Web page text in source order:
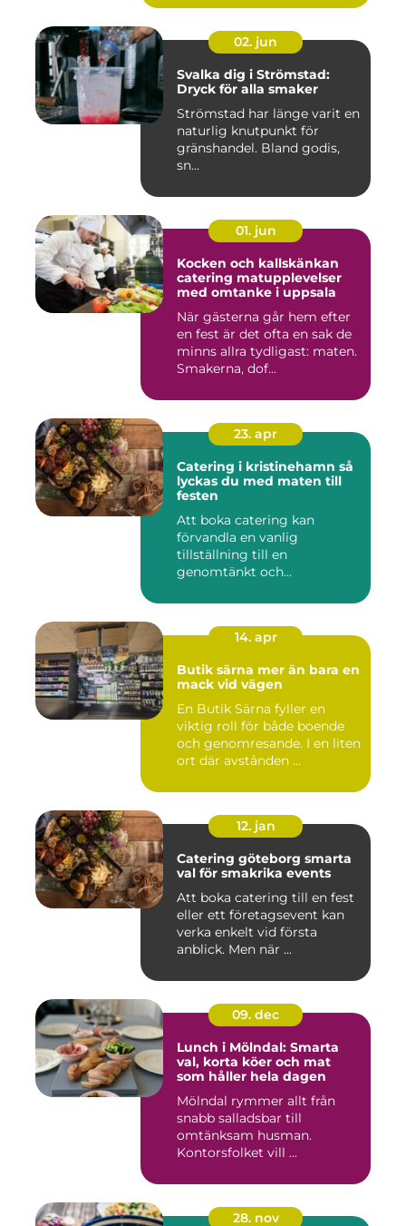
02. jun
Svalka dig i Strömstad:
Dryck för alla smaker
Strömstad har länge varit en
naturlig knutpunkt för
gränshandel. Bland godis,
sn...
01. jun
Kocken och kallskänkan
catering matupplevelser
med omtanke i uppsala
När gästerna går hem efter
en fest är det ofta en sak de
minns allra tydligast: maten.
Smakerna, dof...
23. apr
Catering i kristinehamn så
lyckas du med maten till
festen
Att boka catering kan
förvandla en vanlig
tillställning till en
genomtänkt och
14. apr
Butik särna mer än bara en
mack vid vägen
En Butik Särna fyller en
viktig roll för både boende
och genomresande. I en liten
ort där avstånden ...
12. jan
Catering göteborg smarta
val för smakrika events
Att boka catering till en fest
eller ett företagsevent kan
verka enkelt vid första
anblick. Men när ...
09. dec
Lunch i Mölndal: Smarta
val, korta köer och mat
som håller hela dagen
Mölndal rymmer allt från
snabb salladsbar till
omtänksam husman.
Kontorsfolket vill ...
28. nov